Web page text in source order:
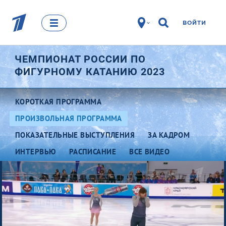
ВОЙТИ
ЧЕМПИОНАТ РОССИИ ПО
ФИГУРНОМУ КАТАНИЮ 2023
КОРОТКАЯ ПРОГРАММА
ПРОИЗВОЛЬНАЯ ПРОГРАММА
ПОКАЗАТЕЛЬНЫЕ ВЫСТУПЛЕНИЯ
ЗА КАДРОМ
ИНТЕРВЬЮ
РАСПИСАНИЕ ВСЕ ВИДЕО